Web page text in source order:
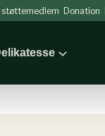
støttemedlem Donation